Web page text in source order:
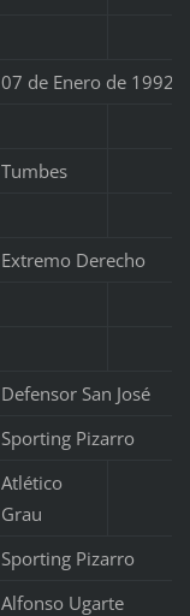
07 de Enero de 1992
Tumbes
Extremo Derecho
Defensor San José
Sporting Pizarro
Atlético
Grau
Sporting Pizarro
Alfonso Ugarte